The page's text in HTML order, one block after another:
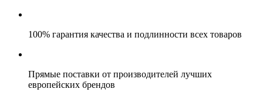
100% гарантия качества и подлинности всех товаров
Прямые поставки от производителей лучших
европейских брендов